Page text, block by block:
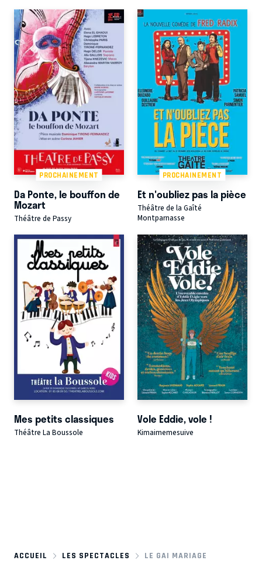
PROCHAINEMENT
Da Ponte, le bouffon de
Mozart
Théâtre de Passy
PROCHAINEMENT
Et n'oubliez pas la pièce
Théâtre de la Gaîté
Montparnasse
Mes petits classiques
Théâtre La Boussole
Vole Eddie, vole !
Kimaimemesuive
ACCUEIL LES SPECTACLES LE GAI MARIAGE